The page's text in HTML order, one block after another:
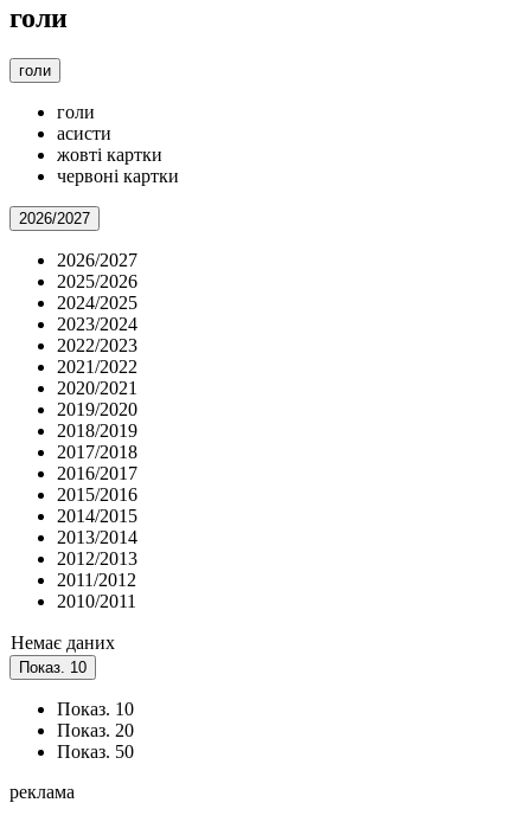
голи
голи
голи
асисти
жовті картки
червоні картки
2026/2027
2026/2027
2025/2026
2024/2025
2023/2024
2022/2023
2021/2022
2020/2021
2019/2020
2018/2019
2017/2018
2016/2017
2015/2016
2014/2015
2013/2014
2012/2013
2011/2012
2010/2011
Немає даних
Показ. 10
Показ. 10
Показ. 20
Показ. 50
реклама